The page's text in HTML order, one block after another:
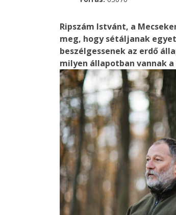
Ripszám Istvánt, a
meg, hogy sétáljanak
beszélgessenek az erdő
milyen állapotban vannak